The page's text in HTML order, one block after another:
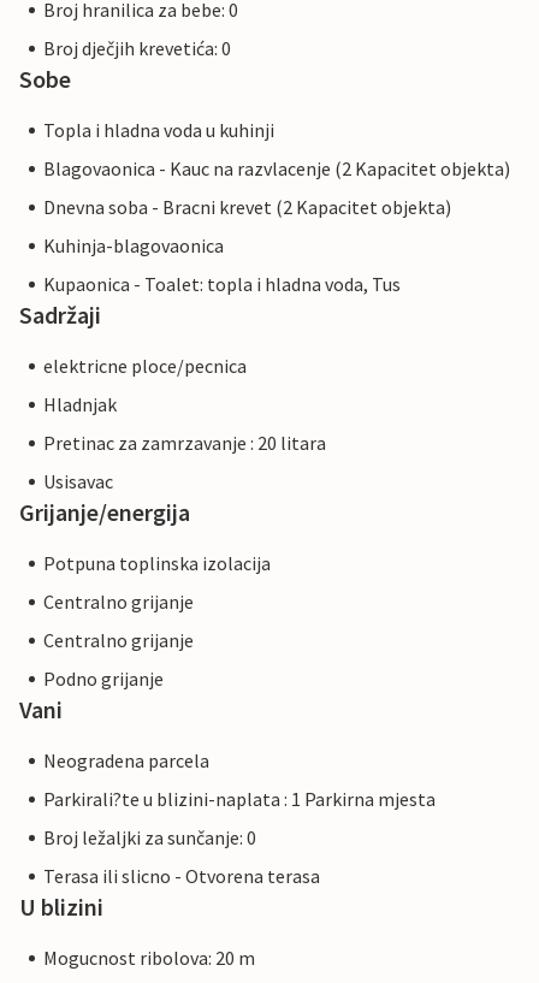
Broj hranilica za bebe: 0
Broj dječjih krevetića: 0
Sobe
Topla i hladna voda u kuhinji
Blagovaonica - Kauc na razvlacenje (2 Kapacitet objekta)
Dnevna soba - Bracni krevet (2 Kapacitet objekta)
Kuhinja-blagovaonica
Kupaonica - Toalet: topla i hladna voda, Tus
Sadržaji
elektricne ploce/pecnica
Hladnjak
Pretinac za zamrzavanje : 20 litara
Usisavac
Grijanje/energija
Potpuna toplinska izolacija
Centralno grijanje
Centralno grijanje
Podno grijanje
Vani
Neogradena parcela
Parkirali?te u blizini-naplata : 1 Parkirna mjesta
Broj ležaljki za sunčanje: 0
Terasa ili slicno - Otvorena terasa
U blizini
Mogucnost ribolova: 20 m